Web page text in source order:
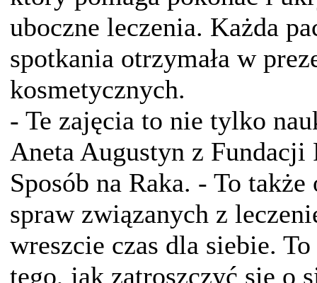
uboczne leczenia. Każda
spotkania otrzymała w
kosmetycznych.
- Te zajęcia to nie tylko
Aneta Augustyn z
Sposób na Raka. - To
spraw związanych z
wreszcie czas dla siebie.
tego, jak zatroszczyć się o